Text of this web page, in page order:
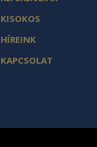
KISOKOS
HÍREINK
KAPCSOLAT